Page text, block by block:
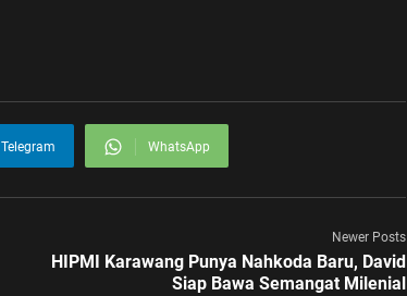
Telegram WhatsApp
Newer Posts
HIPMI Karawang Punya Nahkoda Baru, David
Siap Bawa Semangat Milenial